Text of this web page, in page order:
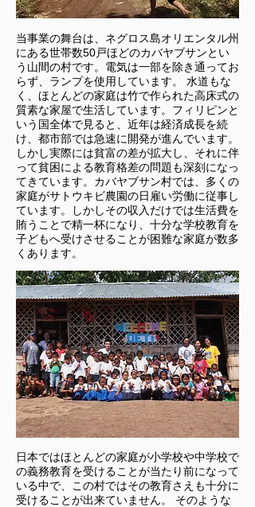
当事業の舞台は、ネグロス島オリエンタル州
にある世帯数50戸ほどのカバヤブサンとい
う山間の村です。電気は一部を除き通ってお
らず、ランプを使用しています。 水道もな
く、ほとんどの家庭は竹で作られた高床式の
質素な家屋で生活しています。フィリピンと
いう国全体で見ると、近年は経済成長を続
け、都市部では急速に開発が進んでいます。
しかし実際には貧富の差が拡大し、それに伴
って貧困による教育格差の問題も深刻になっ
てきています。カバヤブサン村では、多くの
家庭がサトウキビ農園の日雇い労働に従事し
ています。しかしその収入だけでは生活費を
賄うことで精一杯になり、十分な学校教育を
子どもへ受けさせることが困難な家庭が数多
くあります。
日本ではほとんどの家庭が小学校や中学校で
の義務教育を受けることが当たり前になって
いる中で、この村ではその教育さえも十分に
受けることが出来ていません。 そのような